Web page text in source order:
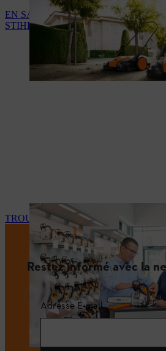
EN SAVOIR PLUS SUR LES
STIHL
TROUVEZ VOTRE REVENDEUR
Restez informé avec la
Adresse E-mail